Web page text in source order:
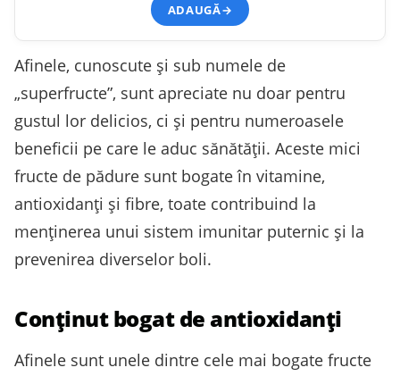
ADAUGĂ→
Afinele, cunoscute și sub numele de
„superfructe”, sunt apreciate nu doar pentru
gustul lor delicios, ci și pentru numeroasele
beneficii pe care le aduc sănătății. Aceste mici
fructe de pădure sunt bogate în vitamine,
antioxidanți și fibre, toate contribuind la
menținerea unui sistem imunitar puternic și la
prevenirea diverselor boli.
Conținut bogat de antioxidanți
Afinele sunt unele dintre cele mai bogate fructe